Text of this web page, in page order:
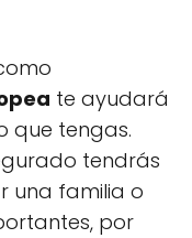
te ayudará
que tengas.
tendrás
una familia o
por